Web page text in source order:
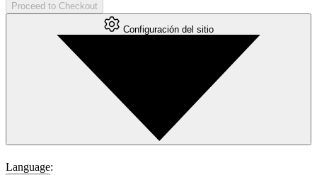
Proceed to Checkout
Configuración del sitio
Language: